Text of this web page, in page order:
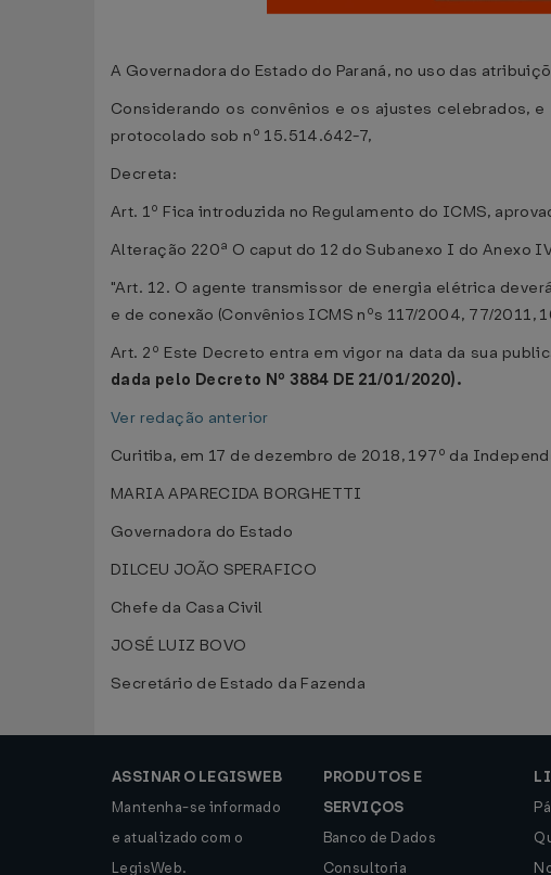
A Governadora do Estado do Paraná, no uso das
Considerando os convênios e os ajustes celebrados,
protocolado sob nº 15.514.642-7,
Decreta:
Art. 1º Fica introduzida no Regulamento do ICMS,
Alteração 220ª O caput do 12 do Subanexo I do Anexo
"Art. 12. O agente transmissor de energia elétrica
e de conexão (Convênios ICMS nºs 117/2004, 77/2011,
Art. 2º Este Decreto entra em vigor na data da sua
dada pelo Decreto Nº 3884 DE 21/01/2020).
Ver redação anterior
Curitiba, em 17 de dezembro de 2018, 197º da
MARIA APARECIDA BORGHETTI
Governadora do Estado
DILCEU JOÃO SPERAFICO
Chefe da Casa Civil
JOSÉ LUIZ BOVO
Secretário de Estado da Fazenda
ASSINAR O LEGISWEB
Mantenha-se informado
e atualizado com o
LegisWeb.
PRODUTOS E
SERVIÇOS
Banco de Dados
Consultoria